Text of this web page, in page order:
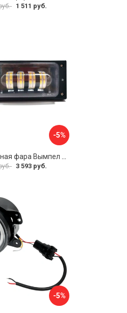
1 511 руб.
-5%
Светодиодная фара Вымпел WL-732F 5238
3 593 руб.
-5%